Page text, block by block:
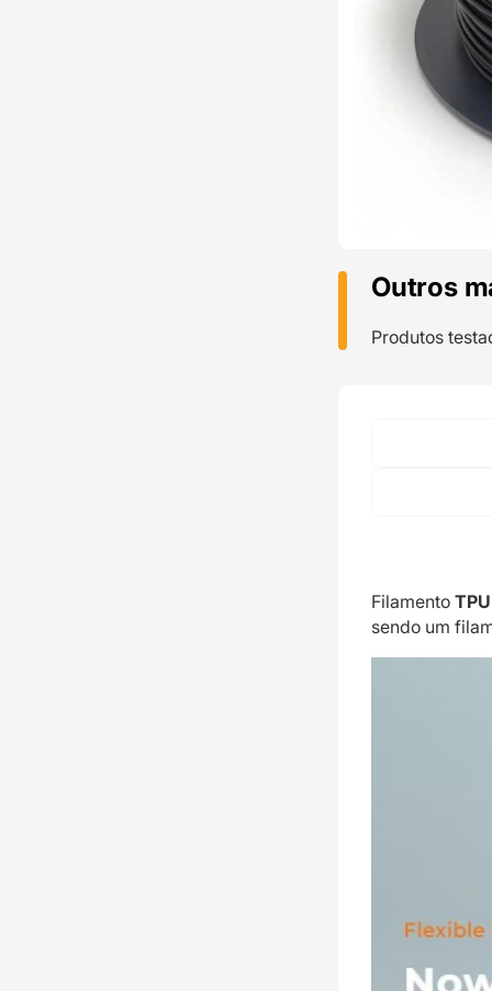
Outros
Produtos
Filamento
sendo um